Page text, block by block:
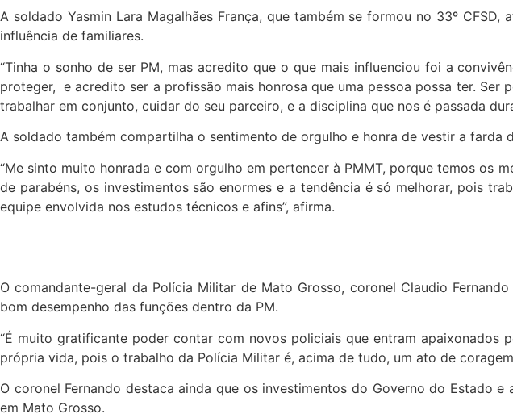
A soldado Yasmin Lara Magalhães França, que também se formou no 33º
influência de familiares.
“Tinha o sonho de ser PM, mas acredito que o que mais influenciou foi a
proteger, e acredito ser a profissão mais honrosa que uma pessoa possa ter.
trabalhar em conjunto, cuidar do seu parceiro, e a disciplina que nos é passada
A soldado também compartilha o sentimento de orgulho e honra de vestir a farda
“Me sinto muito honrada e com orgulho em pertencer à PMMT, porque temos os
de parabéns, os investimentos são enormes e a tendência é só melhorar, pois
equipe envolvida nos estudos técnicos e afins”, afirma.
O comandante-geral da Polícia Militar de Mato Grosso, coronel Claudio
bom desempenho das funções dentro da PM.
“É muito gratificante poder contar com novos policiais que entram
própria vida, pois o trabalho da Polícia Militar é, acima de tudo, um ato de
O coronel Fernando destaca ainda que os investimentos do Governo do Estado
em Mato Grosso.